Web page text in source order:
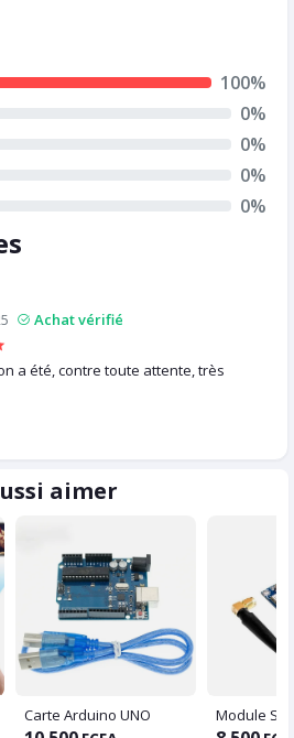
100%
0%
0%
0%
0%
Achat vérifié
a été, contre toute attente, très
aimer
Carte Arduino UNO